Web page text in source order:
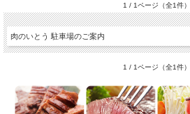
1 / 1ページ（全1件）
肉のいとう 駐車場のご案内
1 / 1ページ（全1件）